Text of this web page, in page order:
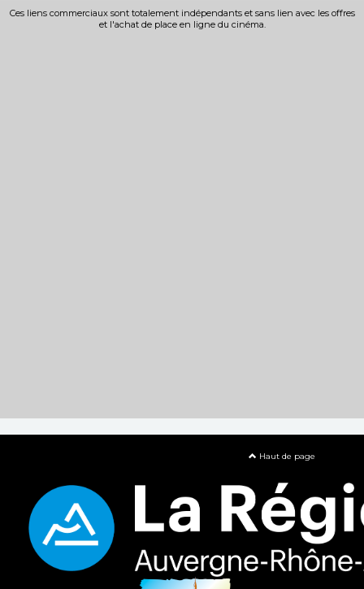
Ces liens commerciaux sont totalement indépendants et sans lien avec les offres
et l'achat de place en ligne du cinéma.
Haut de page